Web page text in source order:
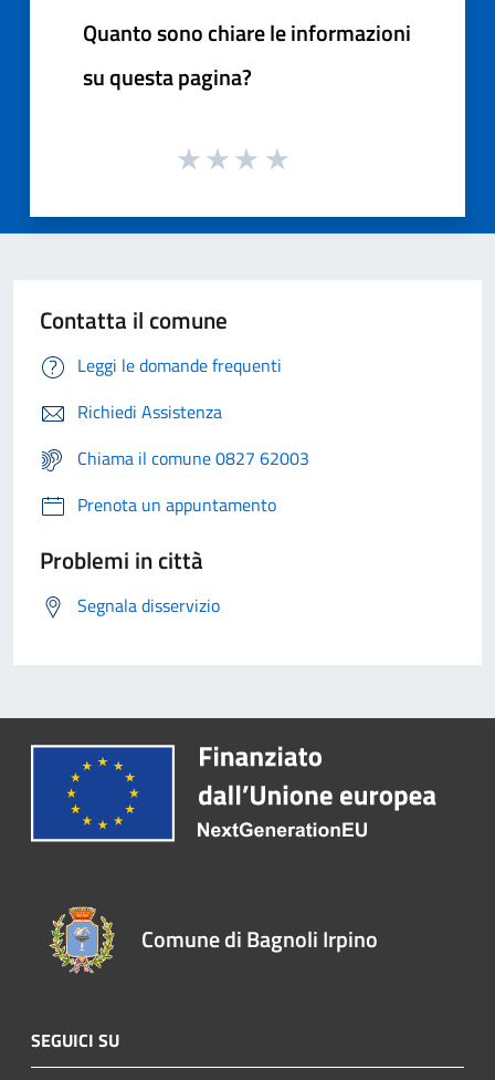
Quanto sono chiare le informazioni
su questa pagina?
Contatta il comune
Leggi le domande frequenti
Richiedi Assistenza
Chiama il comune 0827 62003
Prenota un appuntamento
Problemi in città
Segnala disservizio
Comune di Bagnoli Irpino
SEGUICI SU